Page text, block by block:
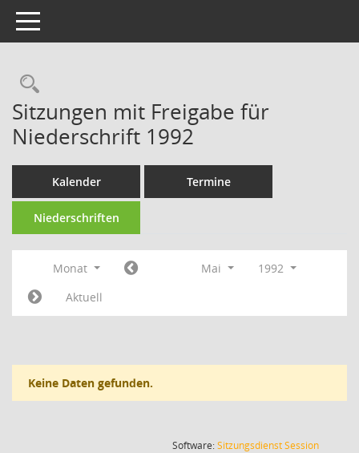
Toggle navigation
Rechercheauswahl
Sitzungen mit Freigabe für
Niederschrift 1992
Kalender Termine
Niederschriften
Monat Mai
1992
Aktuell
Keine Daten gefunden.
Software:SitzungsdienstSession(Wird in